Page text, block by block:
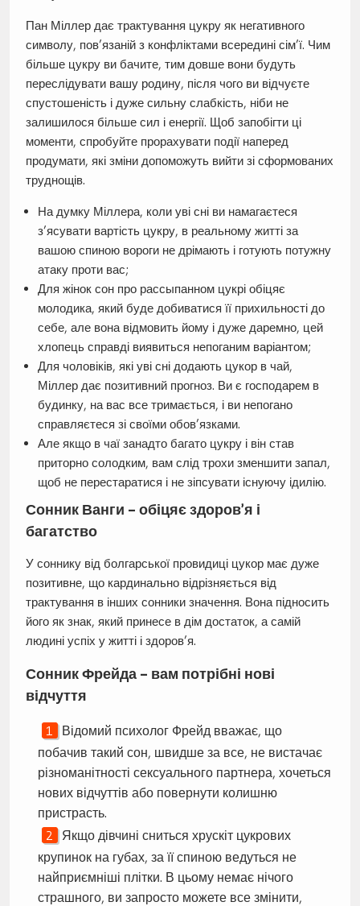
Пан Міллер дає трактування цукру як негативного
символу, пов’язаній з конфліктами всередині сім’ї. Чим
більше цукру ви бачите, тим довше вони будуть
переслідувати вашу родину, після чого ви відчуєте
спустошеність і дуже сильну слабкість, ніби не
залишилося більше сил і енергії. Щоб запобігти ці
моменти, спробуйте прорахувати події наперед
продумати, які зміни допоможуть вийти зі сформованих
труднощів.
На думку Міллера, коли уві сні ви намагаєтеся
з’ясувати вартість цукру, в реальному житті за
вашою спиною вороги не дрімають і готують потужну
атаку проти вас;
Для жінок сон про рассыпанном цукрі обіцяє
молодика, який буде добиватися її прихильності до
себе, але вона відмовить йому і дуже даремно, цей
хлопець справді виявиться непоганим варіантом;
Для чоловіків, які уві сні додають цукор в чай,
Міллер дає позитивний прогноз. Ви є господарем в
будинку, на вас все тримається, і ви непогано
справляєтеся зі своїми обов’язками.
Але якщо в чаї занадто багато цукру і він став
приторно солодким, вам слід трохи зменшити запал,
щоб не перестаратися і не зіпсувати існуючу ідилію.
Сонник Ванги – обіцяє здоров’я і
багатство
У соннику від болгарської провидиці цукор має дуже
позитивне, що кардинально відрізняється від
трактування в інших сонники значення. Вона підносить
його як знак, який принесе в дім достаток, а самій
людині успіх у житті і здоров’я.
Сонник Фрейда – вам потрібні нові
відчуття
Відомий психолог Фрейд вважає, що
побачив такий сон, швидше за все, не вистачає
різноманітності сексуального партнера, хочеться
нових відчуттів або повернути колишню
пристрасть.
Якщо дівчині сниться хрускіт цукрових
крупинок на губах, за її спиною ведуться не
найприємніші плітки. В цьому немає нічого
страшного, ви запросто можете все змінити,